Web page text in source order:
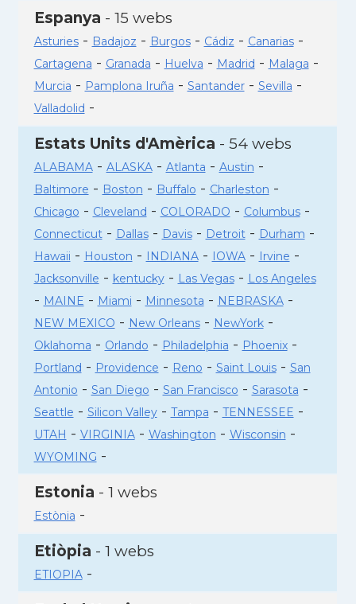
Espanya - 15 webs
Asturies- Badajoz - Burgos- Cádiz - Canarias-
Cartagena - Granada - Huelva - Madrid - Malaga -
Murcia - Pamplona Iruña - Santander- Sevilla -
Valladolid -
Estats Units d'Amèrica - 54 webs
ALABAMA- ALASKA- Atlanta - Austin -
Baltimore - Boston - Buffalo - Charleston -
Chicago - Cleveland - COLORADO - Columbus-
Connecticut- Dallas- Davis- Detroit- Durham -
Hawaii - Houston - INDIANA- IOWA- Irvine -
Jacksonville - kentucky- Las Vegas- Los Angeles
- MAINE - Miami - Minnesota - NEBRASKA-
NEW MEXICO - New Orleans- NewYork-
Oklahoma - Orlando - Philadelphia - Phoenix-
Portland - Providence - Reno - Saint Louis- San
Antonio - San Diego - San Francisco - Sarasota -
Seattle - Silicon Valley- Tampa - TENNESSEE -
UTAH - VIRGINIA- Washington - Wisconsin -
WYOMING -
Estonia - 1 webs
Estònia -
Etiòpia - 1 webs
ETIOPIA-